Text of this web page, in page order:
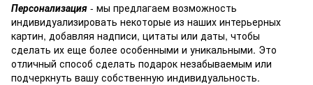
Персонализация - мы предлагаем возможность
индивидуализировать некоторые из наших интерьерных
картин, добавляя надписи, цитаты или даты, чтобы
сделать их еще более особенными и уникальными. Это
отличный способ сделать подарок незабываемым или
подчеркнуть вашу собственную индивидуальность.